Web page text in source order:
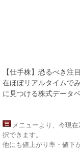
【仕手株】恐るべき注
在ほぼリアルタイムで
に見つける株式データ
メニューより、今現
択できます。
他にも値上がり率・値下